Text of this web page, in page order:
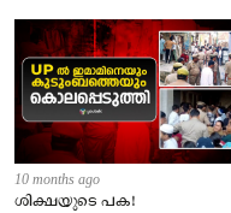
10 months ago
ശിക്ഷയുടെ പക!